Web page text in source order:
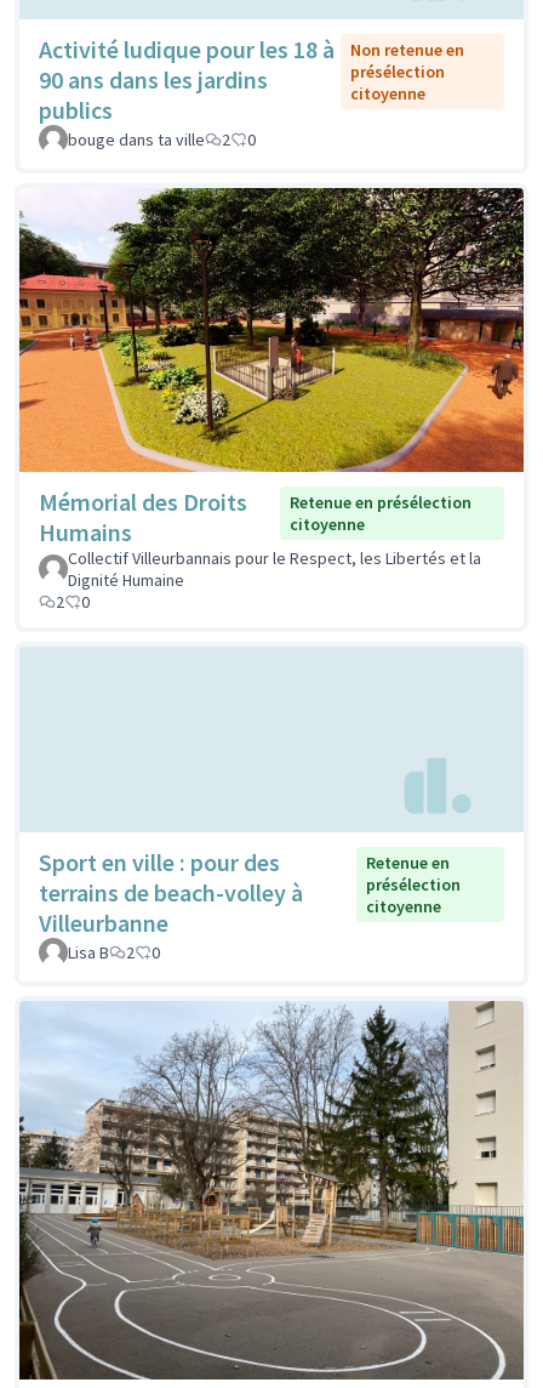
Activité ludique pour les 18 à
90 ans dans les jardins
publics
Non retenue en
présélection
citoyenne
bouge dans ta ville 2 0
Mémorial des Droits
Humains
Retenue en présélection
citoyenne
Collectif Villeurbannais pour le Respect, les Libertés et la
Dignité Humaine
2
0
Sport en ville : pour des
terrains de beach-volley à
Villeurbanne
Retenue en
présélection
citoyenne
Lisa B 2 0